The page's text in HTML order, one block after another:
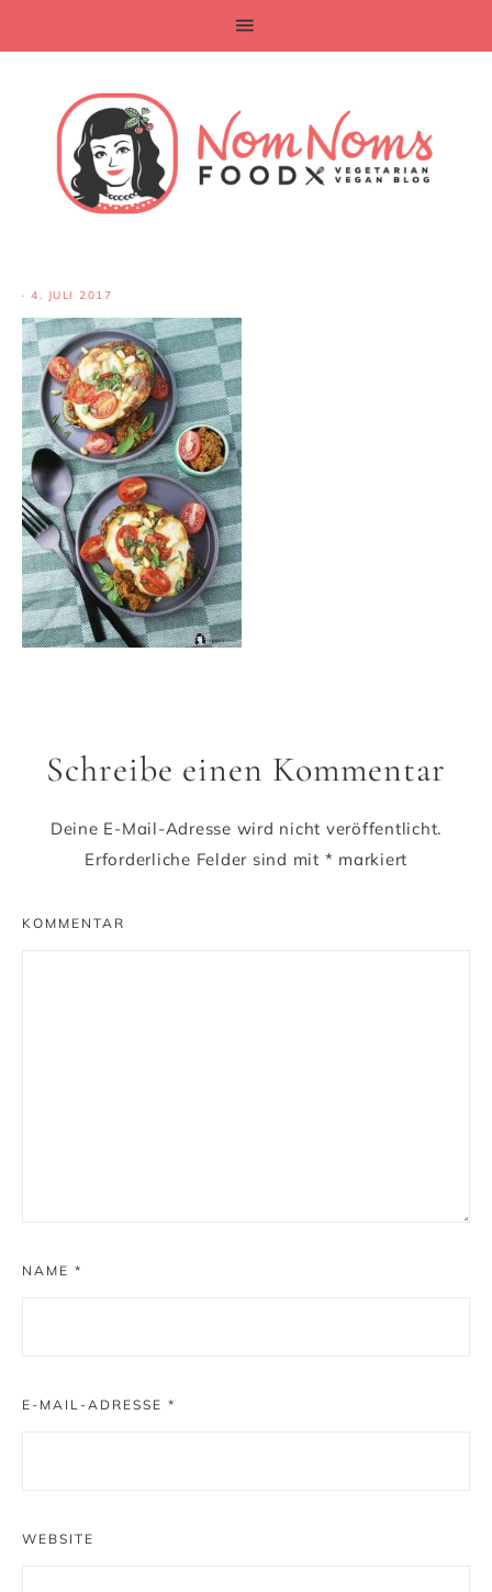
· 4. JULI 2017
Schreibe einen Kommentar
Deine E-Mail-Adresse wird nicht veröffentlicht.
Erforderliche Felder sind mit * markiert
KOMMENTAR
NAME *
E-MAIL-ADRESSE *
WEBSITE